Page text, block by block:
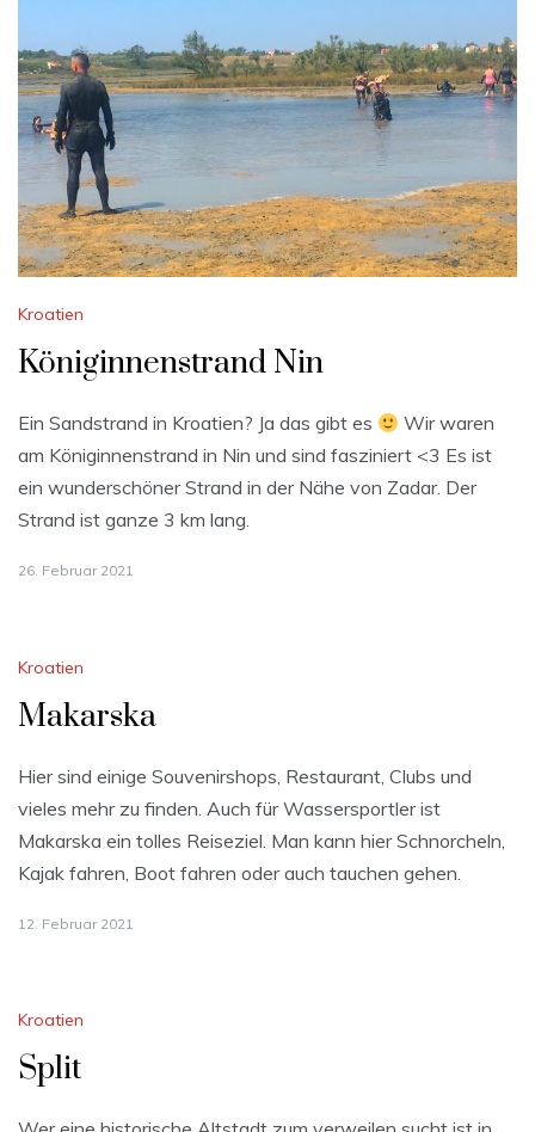
Kroatien
Königinnenstrand Nin
Ein Sandstrand in Kroatien? Ja das gibt es
Wir waren
am Königinnenstrand in Nin und sind fasziniert <3 Es ist
ein wunderschöner Strand in der Nähe von Zadar. Der
Strand ist ganze 3 km lang.
26. Februar 2021
Kroatien
Makarska
Hier sind einige Souvenirshops, Restaurant, Clubs und
vieles mehr zu finden. Auch für Wassersportler ist
Makarska ein tolles Reiseziel. Man kann hier Schnorcheln,
Kajak fahren, Boot fahren oder auch tauchen gehen.
12. Februar 2021
Kroatien
Split